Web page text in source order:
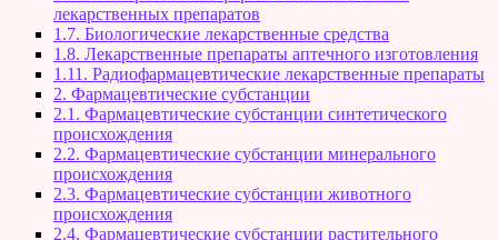
лекарственных препаратов
1.7. Биологические лекарственные средства
1.8. Лекарственные препараты аптечного изготовления
1.11. Радиофармацевтические лекарственные препараты
2. Фармацевтические субстанции
2.1. Фармацевтические субстанции синтетического
происхождения
2.2. Фармацевтические субстанции минерального
происхождения
2.3. Фармацевтические субстанции животного
происхождения
2.4. Фармацевтические субстанции растительного